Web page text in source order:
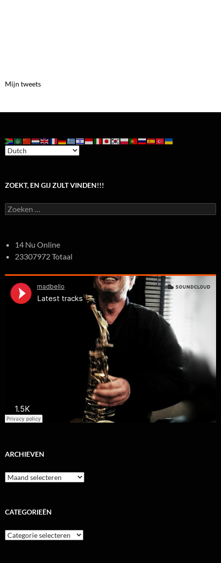
Mijn tweets
ZOEKT, EN GIJ ZULT VINDEN!!!
Zoeken
naar:
14 Nu Online
23307972 Totaal
ARCHIEVEN
Archieven
CATEGORIEËN
Categorieën